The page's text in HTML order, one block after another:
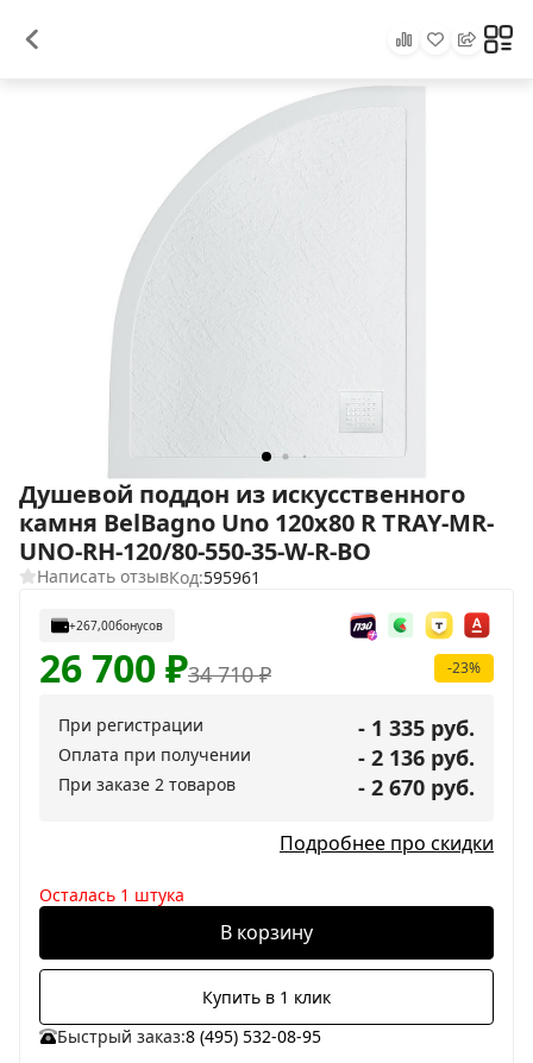
Душевой поддон из искусственного
камня BelBagno Uno 120x80 R TRAY-MR-
UNO-RH-120/80-550-35-W-R-BO
Написать отзывКод:595961
+267,00бонусов
34 710₽
26 700₽ -23%
При регистрации - 1 335 руб.
Оплата при получении - 2 136 руб.
При заказе 2 товаров - 2 670 руб.
Подробнее про скидки
Осталась 1 штука
В корзину
Купить в 1 клик
Быстрый заказ:8 (495) 532-08-95